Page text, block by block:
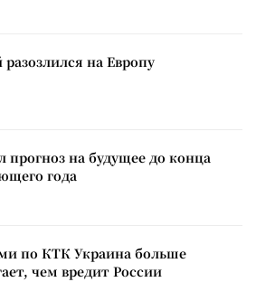
на Европу
прогноз на будущее до конца
года
по КТК Украина больше
чем вредит России